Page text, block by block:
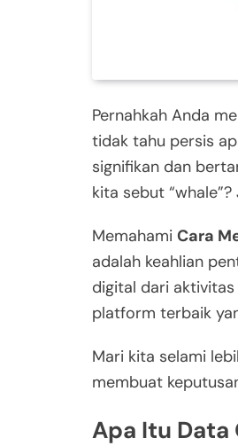
Pernahkah Anda
tidak tahu persis
signifikan dan
kita sebut
Memahami Cara
adalah keahlian
digital dari
platform terbaik
Mari kita selami
membuat
Apa Itu Data